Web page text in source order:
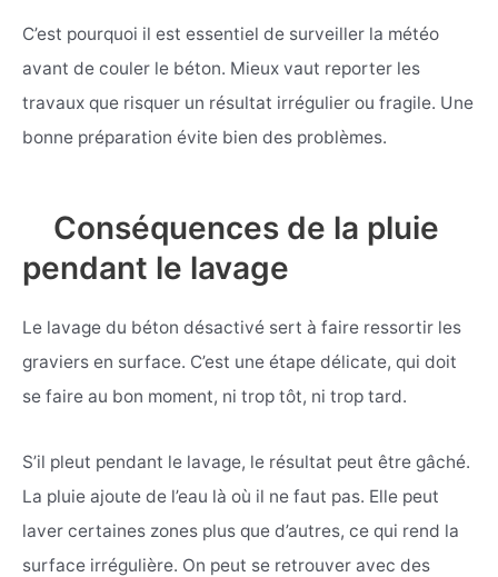
C’est pourquoi il est essentiel de surveiller la météo
avant de couler le béton. Mieux vaut reporter les
travaux que risquer un résultat irrégulier ou fragile. Une
bonne préparation évite bien des problèmes.
Conséquences de la pluie
pendant le lavage
Le lavage du béton désactivé sert à faire ressortir les
graviers en surface. C’est une étape délicate, qui doit
se faire au bon moment, ni trop tôt, ni trop tard.
S’il pleut pendant le lavage, le résultat peut être gâché.
La pluie ajoute de l’eau là où il ne faut pas. Elle peut
laver certaines zones plus que d’autres, ce qui rend la
surface irrégulière. On peut se retrouver avec des